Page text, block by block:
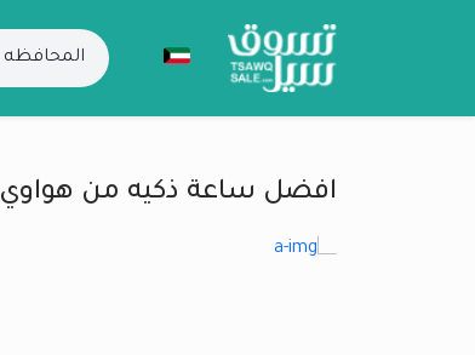
افضل ساعة ذكيه من هواوي Gt 5